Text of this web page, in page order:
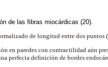
de las fibras miocárdicas (20).
de longitud entre dos puntos
en paredes con contractilidad aún
perfecta definición de bordes